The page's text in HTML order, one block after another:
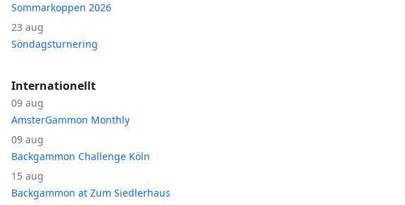
Sommarkoppen 2026
23 aug
Söndagsturnering
Internationellt
09 aug
AmsterGammon Monthly
09 aug
Backgammon Challenge Köln
15 aug
Backgammon at Zum Siedlerhaus